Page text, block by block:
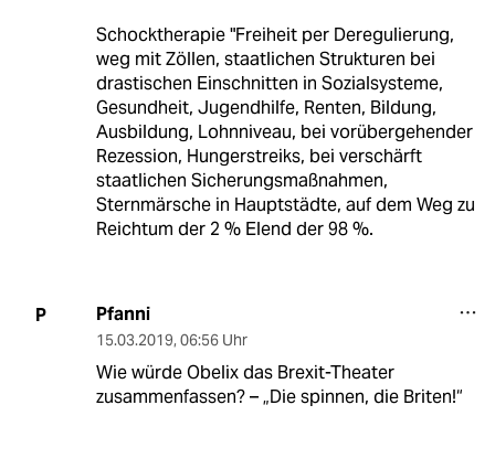
Schocktherapie "Freiheit per Deregulierung,
weg mit Zöllen, staatlichen Strukturen bei
drastischen Einschnitten in Sozialsysteme,
Gesundheit, Jugendhilfe, Renten, Bildung,
Ausbildung, Lohnniveau, bei vorübergehender
Rezession, Hungerstreiks, bei verschärft
staatlichen Sicherungsmaßnahmen,
Sternmärsche in Hauptstädte, auf dem Weg zu
Reichtum der 2 % Elend der 98 %.
P Pfanni
15.03.2019, 06:56 Uhr
Wie würde Obelix das Brexit-Theater
zusammenfassen? – „Die spinnen, die Briten!“